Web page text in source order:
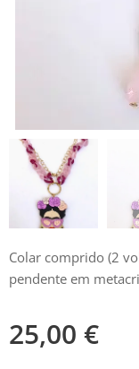
Colar comprido (2
pendente em
25,00 €